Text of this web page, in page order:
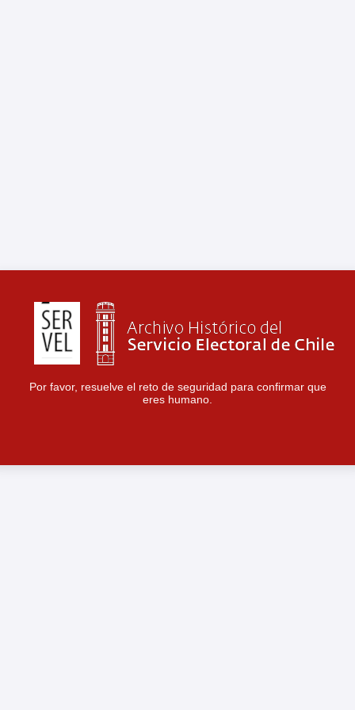
Por favor, resuelve el reto de seguridad para confirmar que
eres humano.